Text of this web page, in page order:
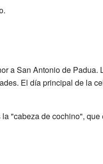
a San Antonio de Padua.
El día principal de la
"cabeza de cochino",